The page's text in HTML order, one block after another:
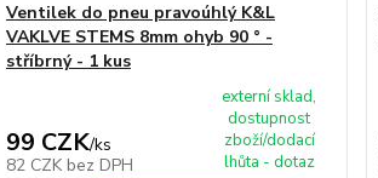
Ventilek do pneu pravoúhlý K&L
VAKLVE STEMS 8mm ohyb 90 ° -
stříbrný - 1 kus
99 CZK/ks
82 CZK bez DPH
externí sklad,
dostupnost
zboží/dodací
lhůta - dotaz